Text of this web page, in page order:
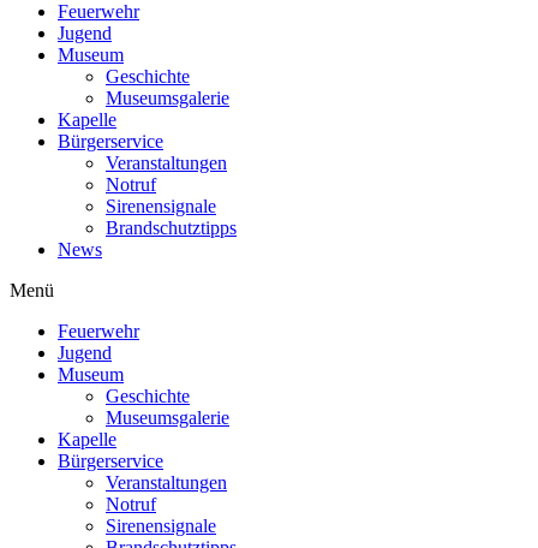
Feuerwehr
Jugend
Museum
Geschichte
Museumsgalerie
Kapelle
Bürgerservice
Veranstaltungen
Notruf
Sirenensignale
Brandschutztipps
News
Menü
Feuerwehr
Jugend
Museum
Geschichte
Museumsgalerie
Kapelle
Bürgerservice
Veranstaltungen
Notruf
Sirenensignale